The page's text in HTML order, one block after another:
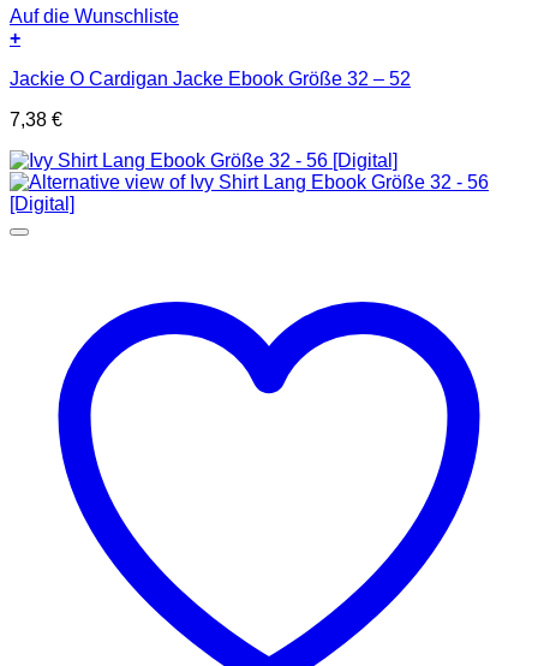
Auf die Wunschliste
+
Jackie O Cardigan Jacke Ebook Größe 32 – 52
7,38 €